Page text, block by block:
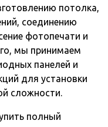
потолка,
соединению
фотопечати и
мы принимаем
панелей и
для установки
сложности.
полный